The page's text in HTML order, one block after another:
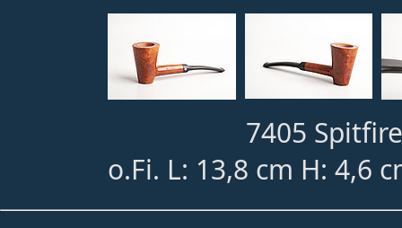
7405
o.Fi. L: 13,8 cm H: 4,6